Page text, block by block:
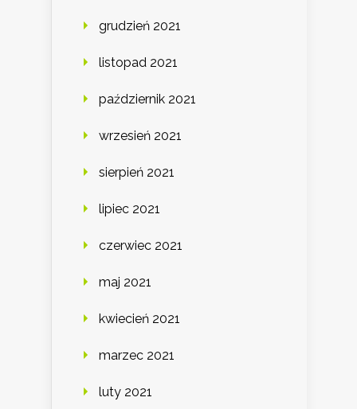
grudzień 2021
listopad 2021
październik 2021
wrzesień 2021
sierpień 2021
lipiec 2021
czerwiec 2021
maj 2021
kwiecień 2021
marzec 2021
luty 2021